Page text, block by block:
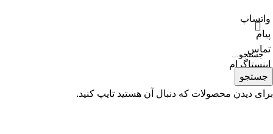
جستجو
برای دیدن محصولات که دنبال آن هستید تایپ کنید.
واتساپ
پیام
تماس
اینستاگرام